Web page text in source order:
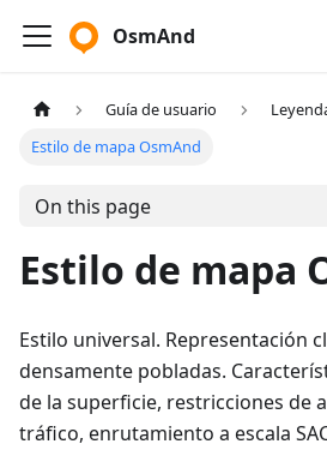
OsmAnd
Guía de usuario
Estilo de mapa OsmAnd
On this page
Estilo de mapa
Estilo universal. Representación
densamente pobladas.
de la superficie, restricciones de
tráfico, enrutamiento a escala